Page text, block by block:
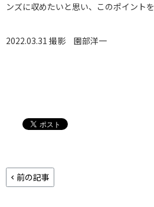
ンズに収めたいと思い、このポイントを
2022.03.31 撮影 園部洋一
前の記事